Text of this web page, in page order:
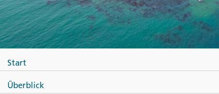
Start
Überblick